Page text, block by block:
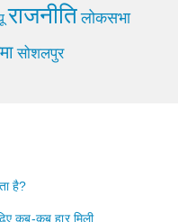
राजनीति लोकसभा
सोशलपुर
है?
कब-कब हार मिली